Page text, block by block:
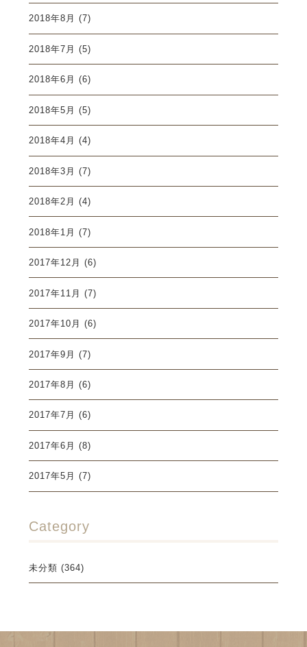
2018年8月 (7)
2018年7月 (5)
2018年6月 (6)
2018年5月 (5)
2018年4月 (4)
2018年3月 (7)
2018年2月 (4)
2018年1月 (7)
2017年12月 (6)
2017年11月 (7)
2017年10月 (6)
2017年9月 (7)
2017年8月 (6)
2017年7月 (6)
2017年6月 (8)
2017年5月 (7)
Category
未分類 (364)